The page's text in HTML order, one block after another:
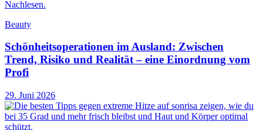
Beauty
Schönheitsoperationen im Ausland: Zwischen
Trend, Risiko und Realität – eine Einordnung vom
Profi
29. Juni 2026